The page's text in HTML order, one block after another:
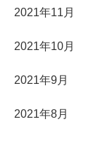
2021年11月
2021年10月
2021年9月
2021年8月